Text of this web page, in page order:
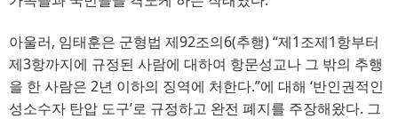
아울러, 임태훈은 군형법 제92조의6(추행) “제1조제1항부터
제3항까지에 규정된 사람에 대하여 항문성교나 그 밖의 추행
을 한 사람은 2년 이하의 징역에 처한다.”에 대해 ‘반인권적인
성소수자 탄압 도구’로 규정하고 완전 폐지를 주장해왔다. 그